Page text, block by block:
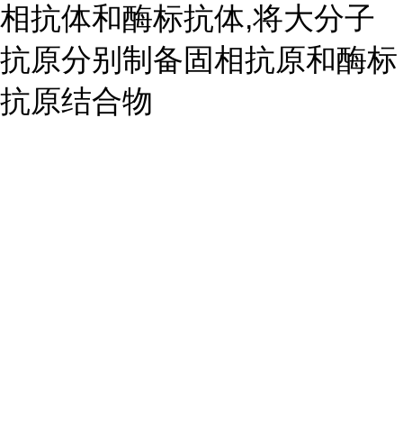
相抗体和酶标抗体,将大分子
抗原分别制备固相抗原和酶标
抗原结合物